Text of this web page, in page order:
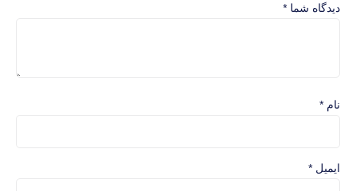
دیدگاه شما *
نام *
ایمیل *